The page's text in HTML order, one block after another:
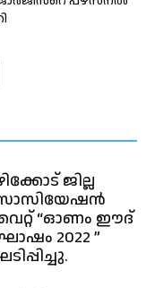
ജില്ല
“ഓണം ഈദ്
2022 ”